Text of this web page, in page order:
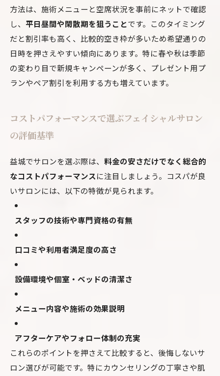
方法は、施術メニューと空席状況を事前にネットで確認
し、 平日昼間や閑散期を狙うことです。このタイミング
だと割引率も高く、比較的空き枠が多いため希望通りの
日時を押さえやすい傾向にあります。特に春や秋は季節
の変わり目で新規キャンペーンが多く、プレゼント用プ
ランやペア割引を利用する方も増えています。
コストパフォーマンスで選ぶフェイシャルサロン
の評価基準
益城でサロンを選ぶ際は、 料金の安さだけでなく総合的
なコストパフォーマンスに注目しましょう。コスパが良
いサロンには、以下の特徴が見られます。
スタッフの技術や専門資格の有無
口コミや利用者満足度の高さ
設備環境や個室・ベッドの清潔さ
メニュー内容や施術の効果説明
アフターケアやフォロー体制の充実
これらのポイントを押さえて比較すると、後悔しないサ
ロン選びが可能です。特にカウンセリングの丁寧さや肌